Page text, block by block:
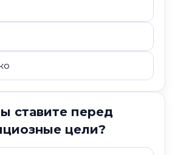
ставите перед
цели?